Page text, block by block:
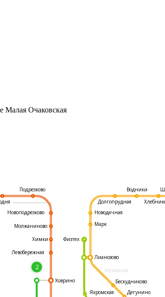
Малая Очаковская
Илимская
2
Подрезково
Новоподрезково
Молжаниново
Химки
Левобережная
Ховрино
Дегунино
Бескудниково
Физтех
Яхромская
Марк
Лианозово
Новодачная
Долгопрудная
Водники